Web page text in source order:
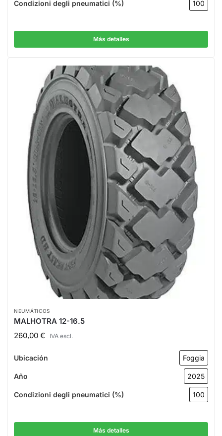
Condizioni degli pneumatici (%) 100
Más detalles
NEUMÁTICOS
MALHOTRA 12-16.5
260,00 € IVA escl.
Ubicación Foggia
Año 2025
Condizioni degli pneumatici (%) 100
Más detalles